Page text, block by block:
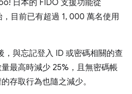
日本的 FIDO 支援功能從
目前已有超過 1, 000 萬名使用
，與忘記登入 ID 或密碼相關的查
最高時減少 25%，且無密碼帳
存取行為也隨之減少。